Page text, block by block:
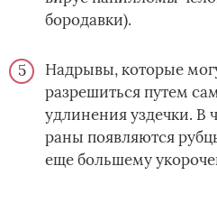
бородавки).
Надрывы, которые
разрешиться путем
удлинения уздечки. В
раны появляются
еще большему